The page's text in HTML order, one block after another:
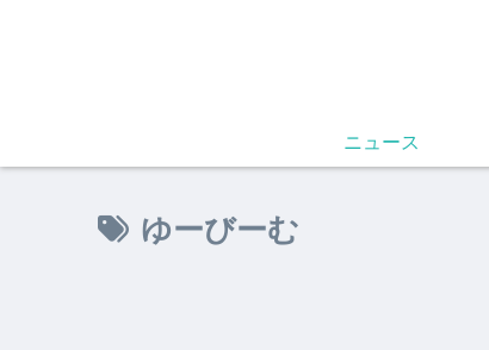
ニュース
ゆーびーむ